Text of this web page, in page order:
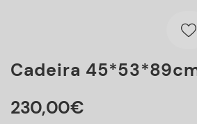
Cadeira
230,00€